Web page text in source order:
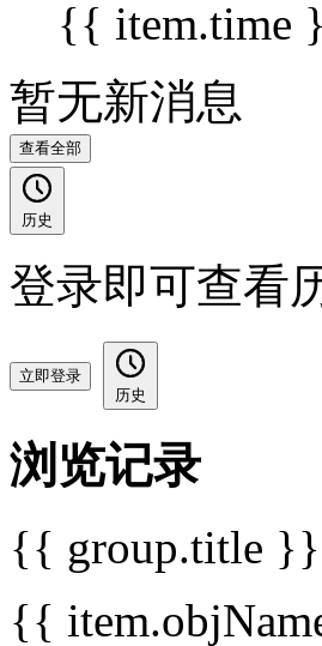
{{ item.time
暂无新消息
查看全部
历史
登录即可查看
立即登录
历史
浏览记录
{{ group.title }}
{{